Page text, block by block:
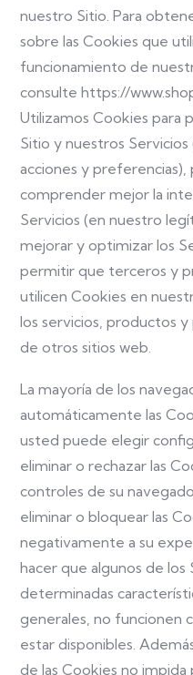
nuestro Sitio. Para
sobre las Cookies que
funcionamiento de
consulte https://
Utilizamos Cookies para
Sitio y nuestros
acciones y preferencias),
comprender mejor la
Servicios (en nuestro
mejorar y optimizar los
permitir que terceros y
utilicen Cookies en
los servicios, productos
de otros sitios web.
La mayoría de los
automáticamente las
usted puede elegir
eliminar o rechazar las
controles de su
eliminar o bloquear las
negativamente a su
hacer que algunos de los
determinadas
generales, no funcionen
estar disponibles.
de las Cookies no